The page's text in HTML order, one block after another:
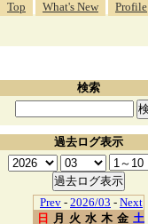
Top What's New Profile
検索
過去ログ表示
Prev - 2026/03 - Next
日
月 火 水 木 金 土